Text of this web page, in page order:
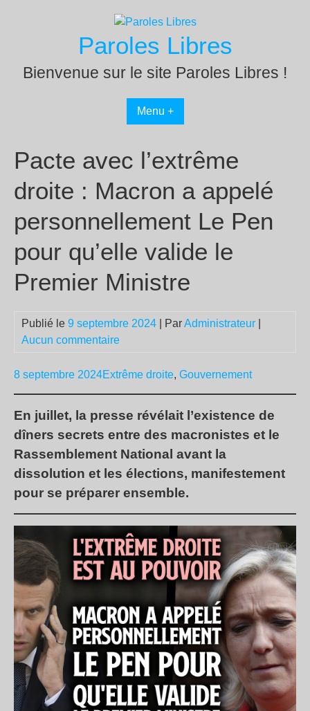
Paroles Libres
Bienvenue sur le site Paroles Libres !
Menu +
Pacte avec l’extrême
droite : Macron a appelé
personnellement Le Pen
pour qu’elle valide le
Premier Ministre
Publié le 9 septembre 2024 | ParAdministrateur
Aucun commentaire
8 septembre 2024Extrême droite, Gouvernement
En juillet, la presse révélait l’existence de
dîners secrets entre des macronistes et le
Rassemblement National avant la
dissolution et les élections, manifestement
pour se préparer ensemble.